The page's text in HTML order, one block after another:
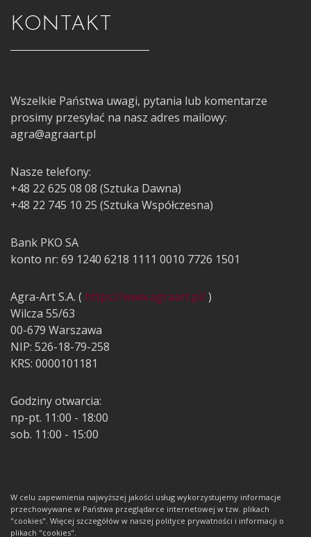
KONTAKT
Wszelkie Państwa uwagi, pytania lub komentarze
prosimy przesyłać na nasz adres mailowy:
agra@agraart.pl
Nasze telefony:
+48 22 625 08 08 (Sztuka Dawna)
+48 22 745 10 25 (Sztuka Współczesna)
Bank PKO SA
konto nr: 69 1240 6218 1111 0010 7726 1501
Agra-Art S.A. ( https://www.agraart.pl/)
Wilcza 55/63
00-679 Warszawa
NIP: 526-18-79-258
KRS: 0000101181
Godziny otwarcia:
np-pt. 11:00 - 18:00
sob. 11:00 - 15:00
W celu zapewnienia najwyższej jakości usług wykorzystujemy informacje
przechowywane w Państwa przeglądarce internetowej w tzw. plikach
"cookies". Więcej szczegółów w naszej polityce prywatności i informacji o
plikach "cookies".